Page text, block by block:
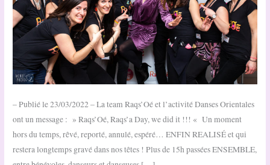
– Publié le 23/03/2022 – La team Raqs’Oé et l’activité Danses Orientales
ont un message : » Raqs’Oé, Raqs’a Day, we did it !!! « Un moment
hors du temps, rêvé, reporté, annulé, espéré… ENFIN REALISÉ et qui
restera longtemps gravé dans nos têtes ! Plus de 15h passées ENSEMBLE,